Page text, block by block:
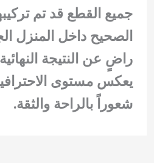
جميع القطع قد تم
الصحيح داخل المنزل
راضٍ عن النتيجة
يعكس مستوى
شعوراً بالراحة والثقة.